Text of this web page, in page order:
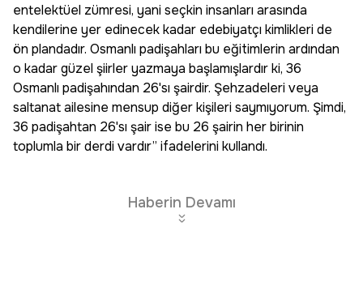
entelektüel zümresi, yani seçkin insanları arasında
kendilerine yer edinecek kadar edebiyatçı kimlikleri de
ön plandadır. Osmanlı padişahları bu eğitimlerin ardından
o kadar güzel şiirler yazmaya başlamışlardır ki, 36
Osmanlı padişahından 26'sı şairdir. Şehzadeleri veya
saltanat ailesine mensup diğer kişileri saymıyorum. Şimdi,
36 padişahtan 26'sı şair ise bu 26 şairin her birinin
toplumla bir derdi vardır” ifadelerini kullandı.
Haberin Devamı